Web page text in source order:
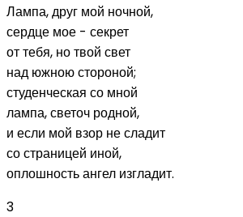
Лампа, друг мой ночной,
сердце мое - секрет
от тебя, но твой свет
над южною стороной;
студенческая со мной
лампа, светоч родной,
и если мой взор не сладит
со страницей иной,
оплошность ангел изгладит.
3